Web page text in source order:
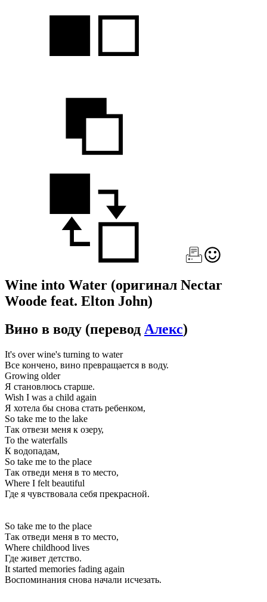
Wine into Water (оригинал Nectar
Woode feat. Elton John)
Вино в воду (перевод Алекс)
It's over wine's turning to water
Все кончено, вино превращается в воду.
Growing older
Я становлюсь старше.
Wish I was a child again
Я хотела бы снова стать ребенком,
So take me to the lake
Так отвези меня к озеру,
To the waterfalls
К водопадам,
So take me to the place
Так отведи меня в то место,
Where I felt beautiful
Где я чувствовала себя прекрасной.
So take me to the place
Так отведи меня в то место,
Where childhood lives
Где живет детство.
It started memories fading again
Воспоминания снова начали исчезать.